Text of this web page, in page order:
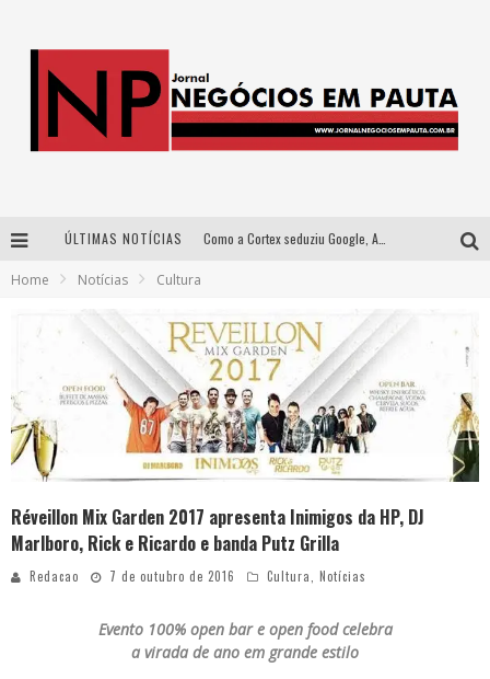
ÚLTIMAS NOTÍCIAS Como a Cortex seduziu Google, AWS e McDonald’s com IA para o go-to-market
Wetz Beverages aposta no “premium acessível” para democratizar a alta coquetelaria com garrafas de 1 litro
Home Notícias Cultura
Réveillon Mix Garden 2017 apresenta Inimigos da HP, DJ
Marlboro, Rick e Ricardo e banda Putz Grilla
Redacao 7 de outubro de 2016 Cultura Notícias
Evento 100% open bar e open food celebra
a virada de ano em grande estilo